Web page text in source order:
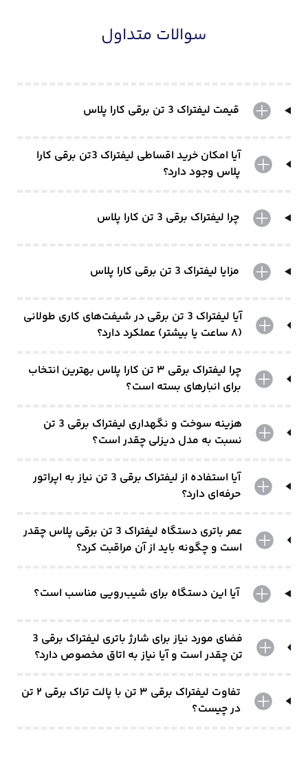
سوالات متداول
قیمت لیفتراک 3 تن برقی کارا پلاس
آیا امکان خرید اقساطی لیفتراک 3تن برقی کارا
پلاس وجود دارد؟
چرا لیفتراک برقی 3 تن کارا پلاس
مزایا لیفتراک 3 تن برقی کارا پلاس
آیا لیفتراک 3 تن برقی در شیفت‌های کاری طولانی
(۸ ساعت یا بیشتر) عملکرد دارد؟
چرا لیفتراک برقی ۳ تن کارا پلاس بهترین انتخاب
برای انبارهای بسته است؟
هزینه سوخت و نگهداری لیفتراک برقی 3 تن
نسبت به مدل دیزلی چقدر است؟
آیا استفاده از لیفتراک برقی 3 تن نیاز به اپراتور
حرفه‌ای دارد؟
عمر باتری دستگاه لیفتراک 3 تن برقی پلاس چقدر
است و چگونه باید از آن مراقبت کرد؟
آیا این دستگاه برای شیب‌رویی مناسب است؟
فضای مورد نیاز برای شارژ باتری لیفتراک برقی 3
تن چقدر است و آیا نیاز به اتاق مخصوص دارد؟
تفاوت لیفتراک برقی ۳ تن با پالت تراک برقی ۲ تن
در چیست؟